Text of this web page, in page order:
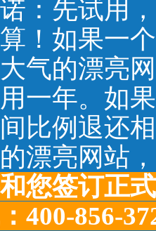
：先试用
！如果一
气的漂亮
一年。如
比例退还
漂亮网站
您签订正
400-856-